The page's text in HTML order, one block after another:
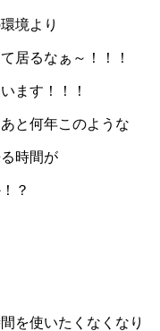
境より
居るなぁ～！！！
ます！！！
と何年このような
時間が
？
を使いたくなくなり